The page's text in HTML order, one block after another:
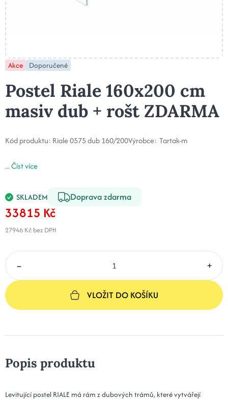
Akce Doporučené
Postel Riale 160x200 cm
masiv dub + rošt ZDARMA
Kód produktu: Riale 0575 dub 160/200Výrobce: Tartak-m
...Číst více
SKLADEM Doprava zdarma
33815 Kč
27946 Kč bez DPH
– +
VLOŽIT DO KOŠÍKU
Popis produktu
Levitující postel RIALE má rám z dubových trámů, které vytvářejí